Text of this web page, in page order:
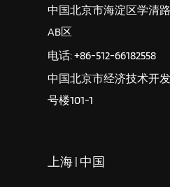
中国北京市海淀区学清
AB区
电话: +86-512-66182558
中国北京市经济技术开
号楼101-1
上海 | 中国